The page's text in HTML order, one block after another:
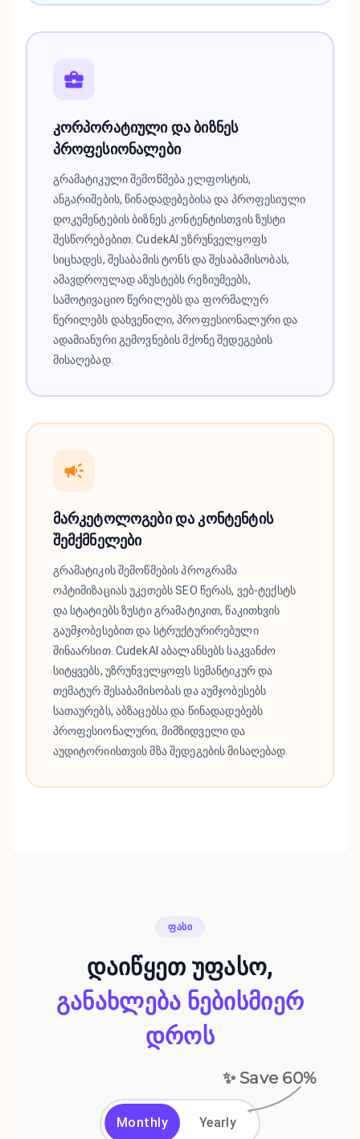
კორპორატიული და ბიზნეს
პროფესიონალები
გრამატიკული შემოწმება ელფოსტის,
ანგარიშების, წინადადებებისა და პროფესიული
დოკუმენტების ბიზნეს კონტენტისთვის ზუსტი
შესწორებებით. CudekAI უზრუნველყოფს
სიცხადეს, შესაბამის ტონს და შესაბამისობას,
ამავდროულად აზუსტებს რეზიუმეებს,
სამოტივაციო წერილებს და ფორმალურ
წერილებს დახვეწილი, პროფესიონალური და
ადამიანური გემოვნების მქონე შედეგების
მისაღებად.
მარკეტოლოგები და კონტენტის
შემქმნელები
გრამატიკის შემოწმების პროგრამა
ოპტიმიზაციას უკეთებს SEO წერას, ვებ-ტექსტს
და სტატიებს ზუსტი გრამატიკით, წაკითხვის
გაუმჯობესებით და სტრუქტურირებული
შინაარსით. CudekAI აბალანსებს საკვანძო
სიტყვებს, უზრუნველყოფს სემანტიკურ და
თემატურ შესაბამისობას და აუმჯობესებს
სათაურებს, აბზაცებსა და წინადადებებს
პროფესიონალური, მიმზიდველი და
აუდიტორიისთვის მზა შედეგების მისაღებად.
ᲤᲐᲡᲘ
დაიწყეთ უფასო,
განახლება ნებისმიერ
დროს
✨ Save 60%
Monthly Yearly